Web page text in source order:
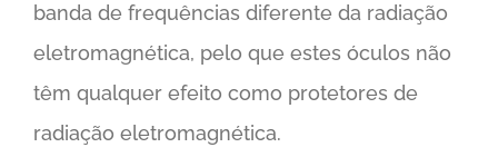
banda de frequências diferente da radiação
eletromagnética, pelo que estes óculos não
têm qualquer efeito como protetores de
radiação eletromagnética.